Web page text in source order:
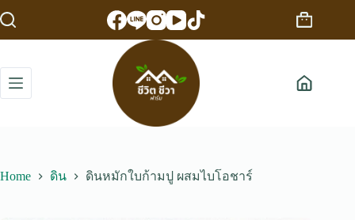
to
Shopping
cart
Home ดิน ดินหมักใบก้ามปู ผสมไบโอชาร์